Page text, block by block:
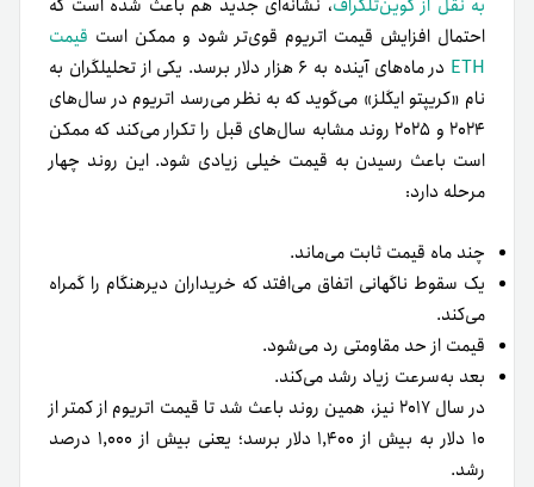
به نقل از کوین‌تلگراف، نشانه‌ای جدید هم باعث شده است که
احتمال افزایش قیمت اتریوم قوی‌تر شود و ممکن است قیمت
ETH
در ماه‌های آینده به ۶ هزار دلار برسد. یکی از تحلیلگران به
نام «کریپتو ایگلز» می‌گوید که به نظر می‌رسد اتریوم در سال‌های
۲۰۲۴ و ۲۰۲۵ روند مشابه سال‌های قبل را تکرار می‌کند که ممکن
است باعث رسیدن به قیمت خیلی زیادی شود. این روند چهار
مرحله دارد:
چند ماه قیمت ثابت می‌ماند.
یک سقوط ناگهانی اتفاق می‌افتد که خریداران دیرهنگام را گمراه
می‌کند.
قیمت از حد مقاومتی رد می‌شود.
بعد به‌سرعت زیاد رشد می‌کند.
در سال ۲۰۱۷ نیز، همین روند باعث شد تا قیمت اتریوم از کمتر از
۱۰ دلار به بیش از ۱,۴۰۰ دلار برسد؛ یعنی بیش از ۱,۰۰۰ درصد
رشد.